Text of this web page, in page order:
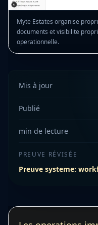
Myte Estates organise
documents et visibilite
operationnelle.
Mis à jour
Publié
min de lecture
PREUVE RÉVISÉE
Preuve systeme: